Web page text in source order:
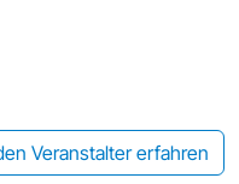
Veranstalter erfahren